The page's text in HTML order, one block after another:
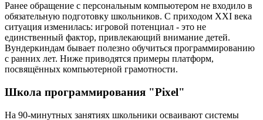
Ранее обращение с персональным компьютером не входило в
обязательную подготовку школьников. С приходом XXI века
ситуация изменилась: игровой потенциал - это не
единственный фактор, привлекающий внимание детей.
Вундеркиндам бывает полезно обучиться программированию
с ранних лет. Ниже приводятся примеры платформ,
посвящённых компьютерной грамотности.
Школа программирования "Pixel"
На 90-минутных занятиях школьники осваивают системы